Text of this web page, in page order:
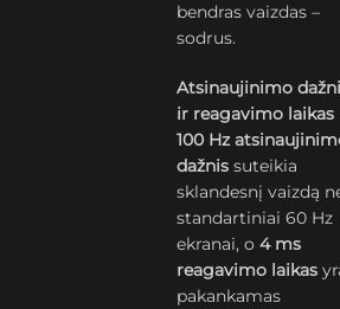
bendras vaizdas –
sodrus.
Atsinaujinimo
ir reagavimo laikas
100 Hz
dažnis suteikia
sklandesnį vaizdą
standartiniai 60 Hz
ekranai, o4 ms
reagavimo laikas
pakankamas